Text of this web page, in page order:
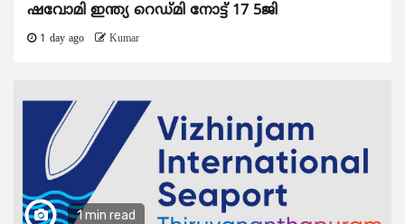
ഷവോമി ഇന്ത്യ റെഡ്മി നോട്ട് 17 5ജി
1 day ago Kumar
1 min read